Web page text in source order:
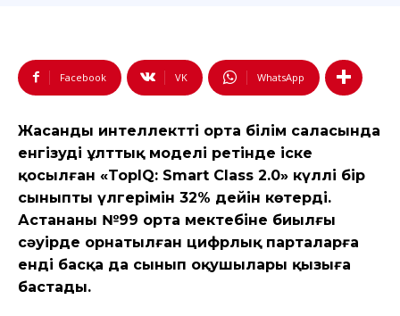
Facebook VK WhatsApp
Жасанды интеллектті орта білім саласында
енгізудің ұлттық моделі ретінде іске
қосылған «TopIQ: Smart Class 2.0» күллі бір
сыныптың үлгерімін 32% дейін көтерді.
Астананың №99 орта мектебіне биылғы
сәуірде орнатылған цифрлық парталарға
енді басқа да сынып оқушылары қызыға
бастады.